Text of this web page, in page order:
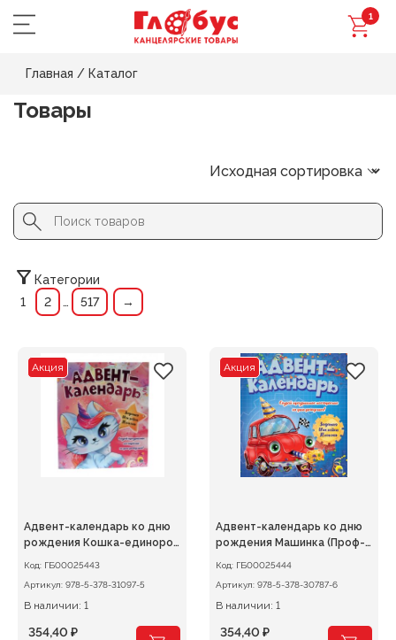
1
Главная / Каталог
Товары
Search
for:
Button
Категории
1
2 … 517 →
Акция
Адвент-календарь ко дню
рождения Кошка-единорог
Код: ГБ00025443
Артикул: 978-5-378-31097-5
В наличии: 1
354,40 ₽
Акция
Адвент-календарь ко дню
рождения Машинка (Проф-
Код: ГБ00025444
Артикул: 978-5-378-30787-6
В наличии: 1
354,40 ₽